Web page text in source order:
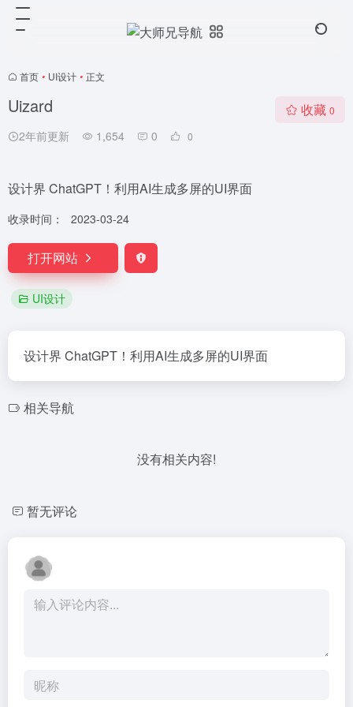
首页 • UI设计 • 正文
Uizard
2年前更新 1,654 0 0
收藏 0
设计界 ChatGPT！利用AI生成多屏的UI界面
收录时间： 2023-03-24
打开网站
UI设计
设计界 ChatGPT！利用AI生成多屏的UI界面
相关导航
没有相关内容!
暂无评论